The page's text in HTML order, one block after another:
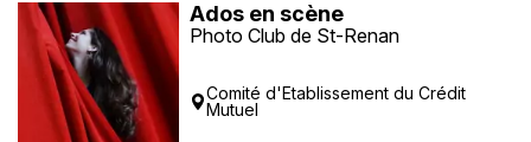
Ados en scène
Photo Club de St-Renan
Comité d'Etablissement du Crédit
Mutuel